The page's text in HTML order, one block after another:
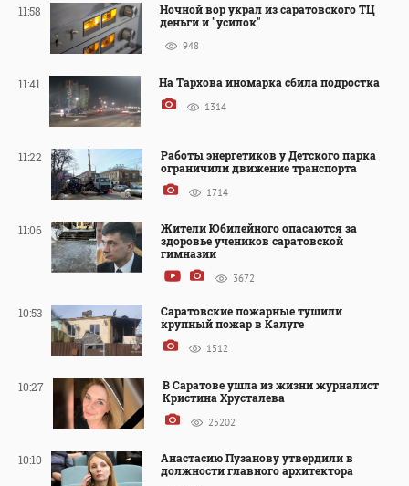
11:58
Ночной вор украл из саратовского ТЦ
деньги и "усилок"
948
11:41 На Тархова иномарка сбила подростка
1314
11:22
Работы энергетиков у Детского парка
ограничили движение транспорта
1714
11:06
Жители Юбилейного опасаются за
здоровье учеников саратовской
гимназии
3672
10:53
Саратовские пожарные тушили
крупный пожар в Калуге
1512
10:27
В Саратове ушла из жизни журналист
Кристина Хрусталева
25202
10:10
Анастасию Пузанову утвердили в
должности главного архитектора